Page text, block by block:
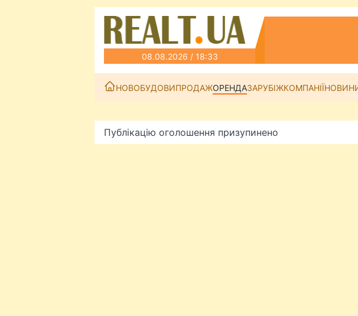
08.08.2026 / 18:33
НОВОБУДОВИПРОДАЖОРЕНДАЗАРУБІЖКОМПАНІЇ
Публікацію оголошення призупинено